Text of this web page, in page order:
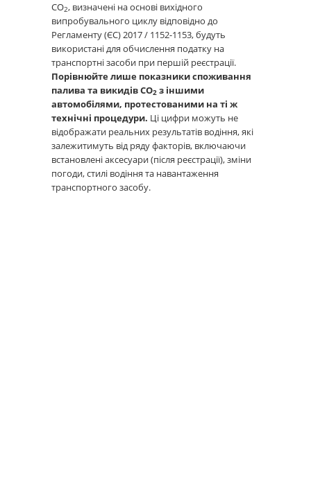
CO2, визначені на основі вихідного
випробувального циклу відповідно до
Регламенту (ЄС) 2017 / 1152-1153, будуть
використані для обчислення податку на
транспортні засоби при першій реєстрації.
Порівнюйте лише показники споживання
палива та викидів CO2 з іншими
автомобілями, протестованими на ті ж
технічні процедури. Ці цифри можуть не
відображати реальних результатів водіння, які
залежитимуть від ряду факторів, включаючи
встановлені аксесуари (після реєстрації), зміни
погоди, стилі водіння та навантаження
транспортного засобу.